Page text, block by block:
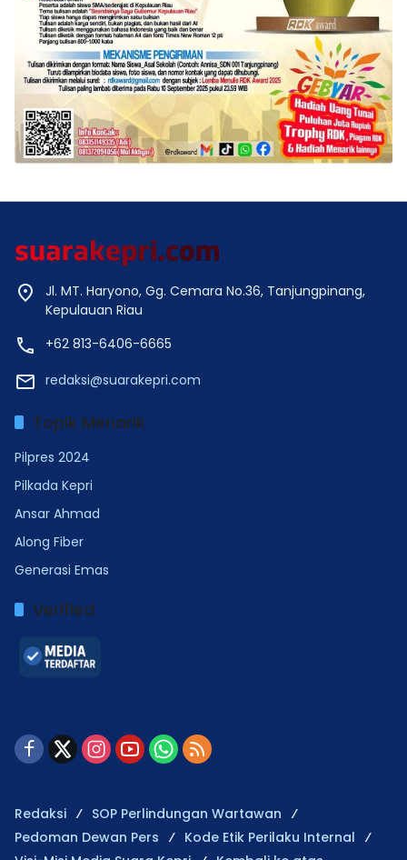
Jl. MT. Haryono, Gg. Cemara No.36, Tanjungpinang,
Kepulauan Riau
+62 813-6406-6665
redaksi@suarakepri.com
Topik Menarik
Pilpres 2024
Pilkada Kepri
Ansar Ahmad
Along Fiber
Generasi Emas
Verified
Redaksi
SOP Perlindungan Wartawan
Pedoman Dewan Pers
Kode Etik Perilaku Internal